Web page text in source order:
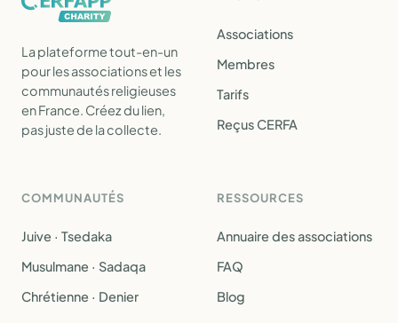
La plateforme tout-en-un
pour les associations et les
communautés religieuses
en France. Créez du lien,
pas juste de la collecte.
Associations
Membres
Tarifs
Reçus CERFA
COMMUNAUTÉS
Juive · Tsedaka
Musulmane · Sadaqa
Chrétienne · Denier
RESSOURCES
Annuaire des associations
FAQ
Blog